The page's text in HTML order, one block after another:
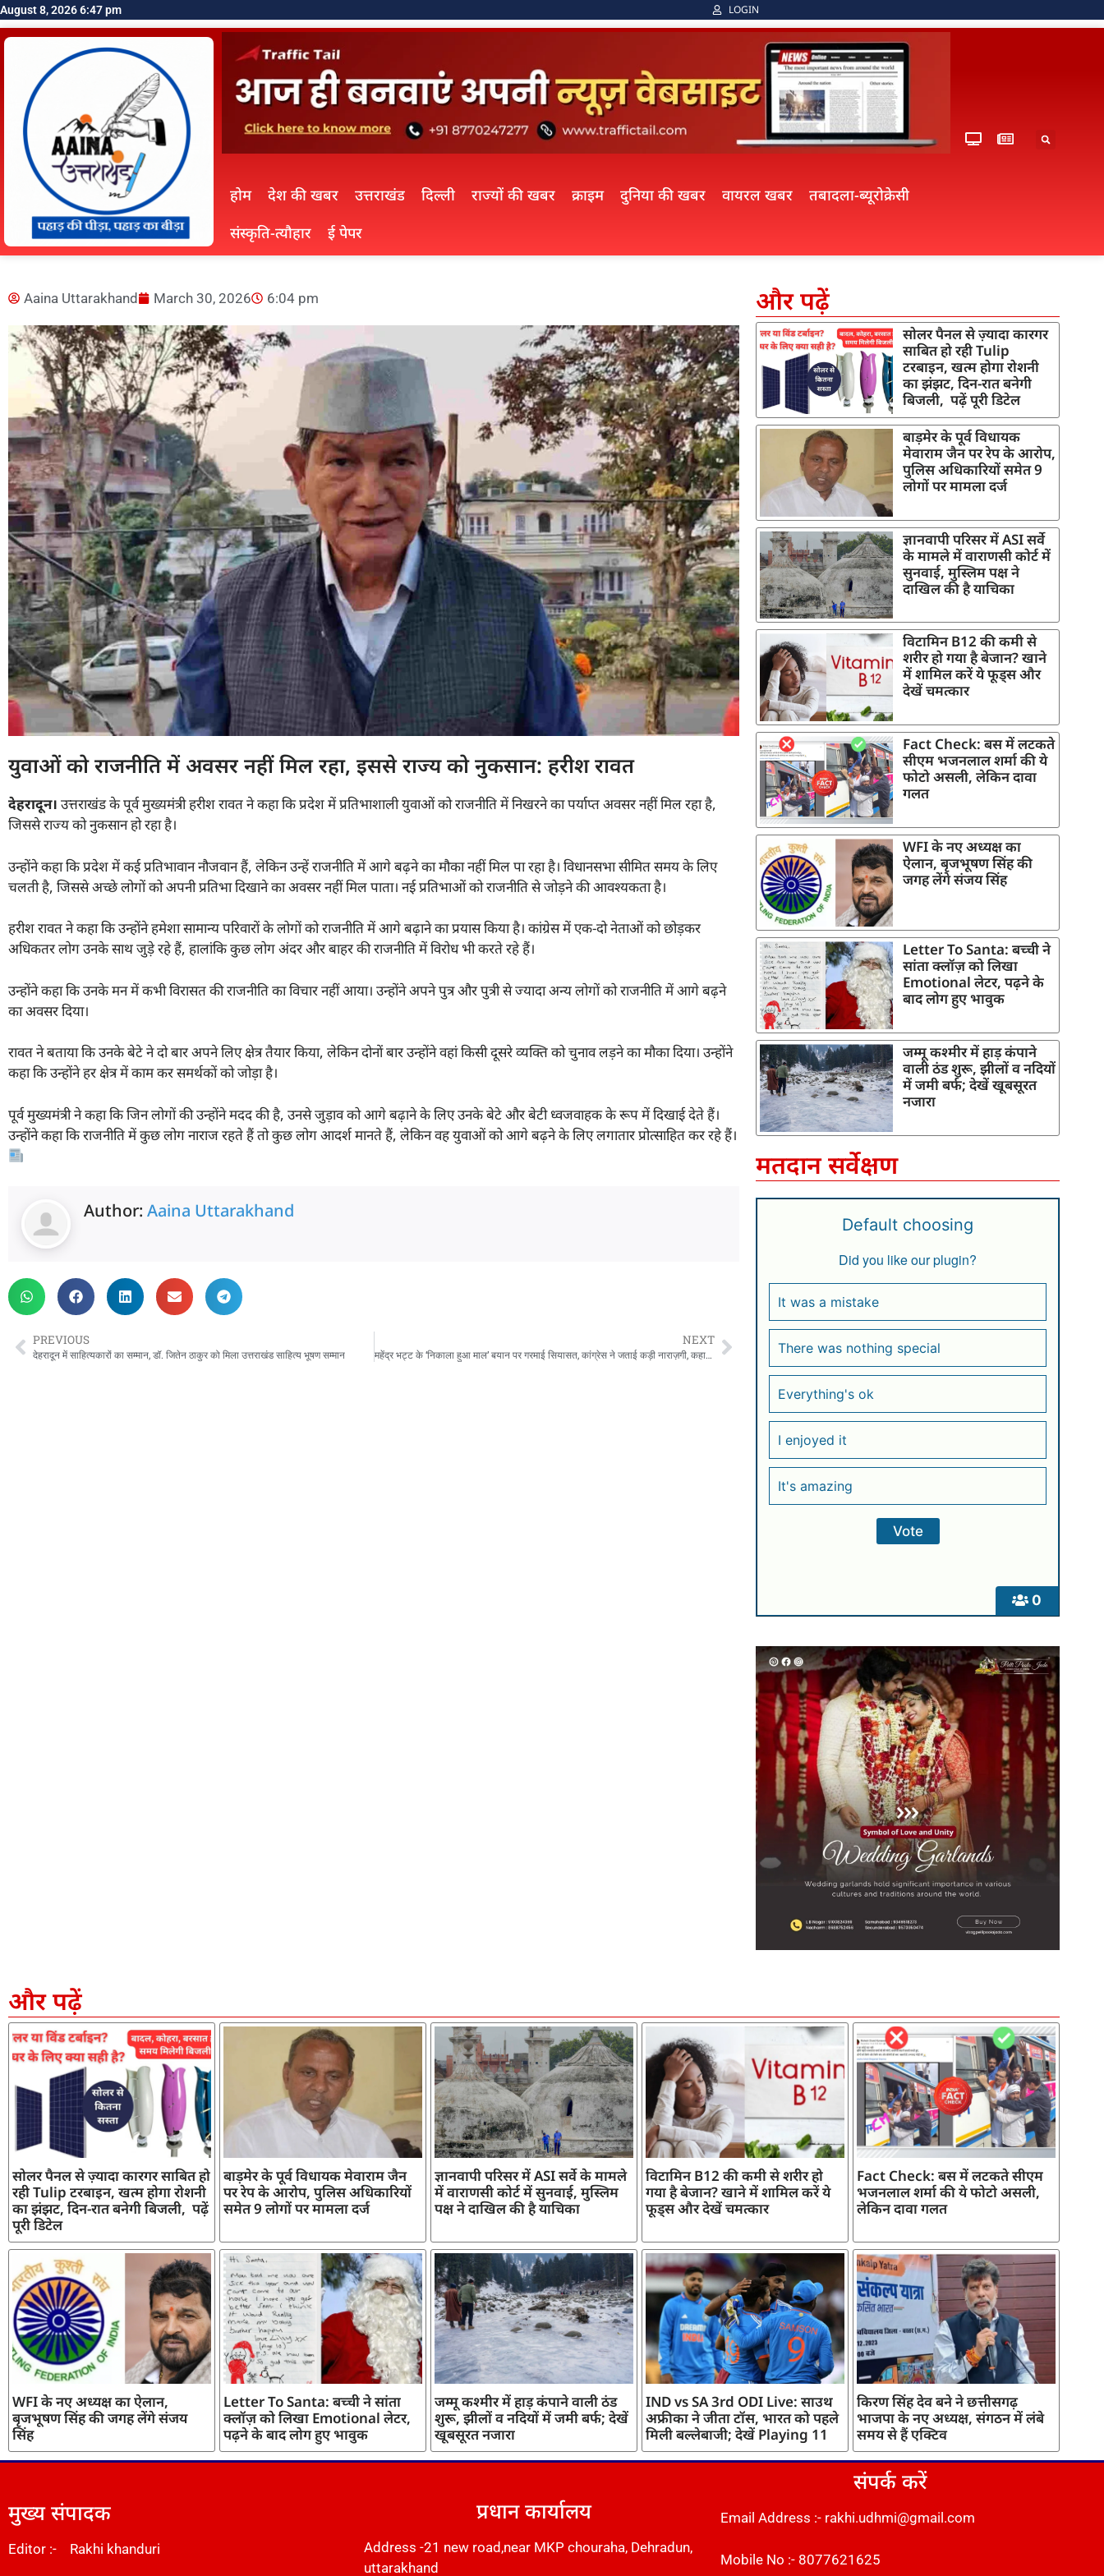
August 8, 2026 6:47 pm LOGIN
होम देश की खबर उत्तराखंड दिल्ली राज्यों की खबर क्राइम दुनिया की खबर वायरल खबर
तबादला-ब्यूरोक्रेसी
संस्कृति-त्यौहार
ई पेपर
Aaina Uttarakhand March 30, 2026 6:04 pm
युवाओं को राजनीति में अवसर नहीं मिल रहा, इससे राज्य को नुकसान: हरीश रावत
देहरादून। उत्तराखंड के पूर्व मुख्यमंत्री हरीश रावत ने कहा कि प्रदेश में प्रतिभाशाली युवाओं को राजनीति में निखरने का पर्याप्त अवसर नहीं मिल रहा है,
जिससे राज्य को नुकसान हो रहा है।
उन्होंने कहा कि प्रदेश में कई प्रतिभावान नौजवान हैं, लेकिन उन्हें राजनीति में आगे बढ़ने का मौका नहीं मिल पा रहा है। विधानसभा सीमित समय के लिए
चलती है, जिससे अच्छे लोगों को अपनी प्रतिभा दिखाने का अवसर नहीं मिल पाता। नई प्रतिभाओं को राजनीति से जोड़ने की आवश्यकता है।
हरीश रावत ने कहा कि उन्होंने हमेशा सामान्य परिवारों के लोगों को राजनीति में आगे बढ़ाने का प्रयास किया है। कांग्रेस में एक-दो नेताओं को छोड़कर
अधिकतर लोग उनके साथ जुड़े रहे हैं, हालांकि कुछ लोग अंदर और बाहर की राजनीति में विरोध भी करते रहे हैं।
उन्होंने कहा कि उनके मन में कभी विरासत की राजनीति का विचार नहीं आया। उन्होंने अपने पुत्र और पुत्री से ज्यादा अन्य लोगों को राजनीति में आगे बढ़ने
का अवसर दिया।
रावत ने बताया कि उनके बेटे ने दो बार अपने लिए क्षेत्र तैयार किया, लेकिन दोनों बार उन्होंने वहां किसी दूसरे व्यक्ति को चुनाव लड़ने का मौका दिया। उन्होंने
कहा कि उन्होंने हर क्षेत्र में काम कर समर्थकों को जोड़ा है।
पूर्व मुख्यमंत्री ने कहा कि जिन लोगों की उन्होंने मदद की है, उनसे जुड़ाव को आगे बढ़ाने के लिए उनके बेटे और बेटी ध्वजवाहक के रूप में दिखाई देते हैं।
उन्होंने कहा कि राजनीति में कुछ लोग नाराज रहते हैं तो कुछ लोग आदर्श मानते हैं, लेकिन वह युवाओं को आगे बढ़ने के लिए लगातार प्रोत्साहित कर रहे हैं।
Author: Aaina Uttarakhand
PREVIOUS
देहरादून में साहित्यकारों का सम्मान, डॉ. जितेन ठाकुर को मिला उत्तराखंड साहित्य भूषण सम्मान
NEXT
महेंद्र भट्ट के ‘निकाला हुआ माल’ बयान पर गरमाई सियासत, कांग्रेस ने जताई कड़ी नाराज़गी, कहा- संस्कार ही ऐसा
और पढ़ें
सोलर पैनल से ज़्यादा कारगर
साबित हो रही Tulip
टरबाइन, खत्म होगा रोशनी
का झंझट, दिन-रात बनेगी
बिजली, पढ़ें पूरी डिटेल
बाड़मेर के पूर्व विधायक
मेवाराम जैन पर रेप के आरोप,
पुलिस अधिकारियों समेत 9
लोगों पर मामला दर्ज
ज्ञानवापी परिसर में ASI सर्वे
के मामले में वाराणसी कोर्ट में
सुनवाई, मुस्लिम पक्ष ने
दाखिल की है याचिका
विटामिन B12 की कमी से
शरीर हो गया है बेजान? खाने
में शामिल करें ये फूड्स और
देखें चमत्कार
Fact Check: बस में लटकते
सीएम भजनलाल शर्मा की ये
फोटो असली, लेकिन दावा
गलत
WFI के नए अध्यक्ष का
ऐलान, बृजभूषण सिंह की
जगह लेंगे संजय सिंह
Letter To Santa: बच्ची ने
सांता क्लॉज़ को लिखा
Emotional लेटर, पढ़ने के
बाद लोग हुए भावुक
जम्मू कश्मीर में हाड़ कंपाने
वाली ठंड शुरू, झीलों व नदियों
में जमी बर्फ; देखें खूबसूरत
नजारा
मतदान सर्वेक्षण
0
Default choosing
Did you like our plugin?
It was a mistake
There was nothing special
Everything's ok
I enjoyed it
It's amazing
और पढ़ें
सोलर पैनल से ज़्यादा कारगर साबित हो
रही Tulip टरबाइन, खत्म होगा रोशनी
का झंझट, दिन-रात बनेगी बिजली, पढ़ें
पूरी डिटेल
बाड़मेर के पूर्व विधायक मेवाराम जैन
पर रेप के आरोप, पुलिस अधिकारियों
समेत 9 लोगों पर मामला दर्ज
ज्ञानवापी परिसर में ASI सर्वे के मामले
में वाराणसी कोर्ट में सुनवाई, मुस्लिम
पक्ष ने दाखिल की है याचिका
विटामिन B12 की कमी से शरीर हो
गया है बेजान? खाने में शामिल करें ये
फूड्स और देखें चमत्कार
Fact Check: बस में लटकते सीएम
भजनलाल शर्मा की ये फोटो असली,
लेकिन दावा गलत
WFI के नए अध्यक्ष का ऐलान,
बृजभूषण सिंह की जगह लेंगे संजय
सिंह
Letter To Santa: बच्ची ने सांता
क्लॉज़ को लिखा Emotional लेटर,
पढ़ने के बाद लोग हुए भावुक
जम्मू कश्मीर में हाड़ कंपाने वाली ठंड
शुरू, झीलों व नदियों में जमी बर्फ; देखें
खूबसूरत नजारा
IND vs SA 3rd ODI Live: साउथ
अफ्रीका ने जीता टॉस, भारत को पहले
मिली बल्लेबाजी; देखें Playing 11
किरण सिंह देव बने ने छत्तीसगढ़
भाजपा के नए अध्यक्ष, संगठन में लंबे
समय से हैं एक्टिव
मुख्य संपादक
Editor :- Rakhi khanduri
प्रधान कार्यालय
Address -21 new road,near MKP chouraha, Dehradun,
uttarakhand
संपर्क करें
Email Address :- rakhi.udhmi@gmail.com
Mobile No :- 8077621625